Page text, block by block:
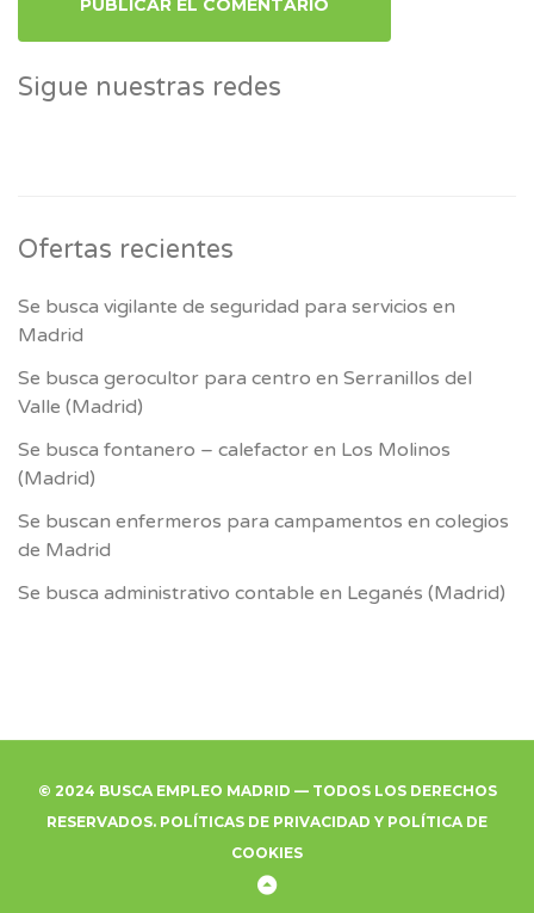
Sigue nuestras redes
Ofertas recientes
Se busca vigilante de seguridad para servicios en
Madrid
Se busca gerocultor para centro en Serranillos del
Valle (Madrid)
Se busca fontanero – calefactor en Los Molinos
(Madrid)
Se buscan enfermeros para campamentos en colegios
de Madrid
Se busca administrativo contable en Leganés (Madrid)
© 2024 BUSCA EMPLEO MADRID — TODOS LOS DERECHOS
RESERVADOS. POLÍTICAS DE PRIVACIDAD Y POLÍTICA DE
COOKIES
Back